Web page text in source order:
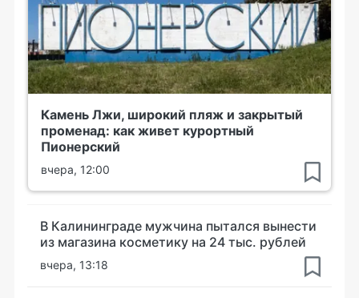
Камень Лжи, широкий пляж и закрытый
променад: как живет курортный
Пионерский
вчера, 12:00
В Калининграде мужчина пытался вынести
из магазина косметику на 24 тыс. рублей
вчера, 13:18